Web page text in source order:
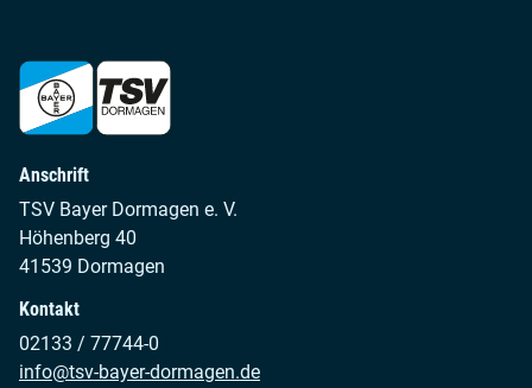
Anschrift
TSV Bayer Dormagen e. V.
Höhenberg 40
41539 Dormagen
Kontakt
02133 / 77744-0
info@tsv-bayer-dormagen.de